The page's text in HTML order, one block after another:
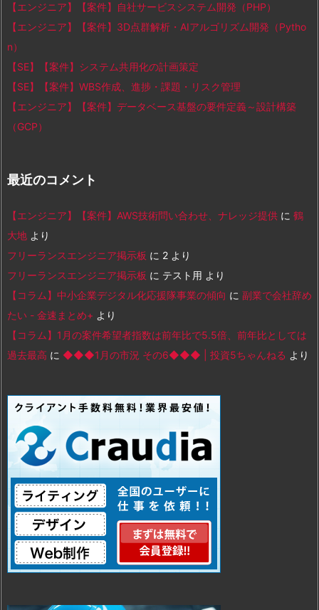
【エンジニア】【案件】自社サービスシステム開発（PHP）
【エンジニア】【案件】3D点群解析・AIアルゴリズム開発（Pytho
n）
【SE】【案件】システム共用化の計画策定
【SE】【案件】WBS作成、進捗・課題・リスク管理
【エンジニア】【案件】データベース基盤の要件定義～設計構築
（GCP）
最近のコメント
【エンジニア】【案件】AWS技術問い合わせ、ナレッジ提供 に 鶴
大地 より
フリーランスエンジニア掲示板 に 2 より
フリーランスエンジニア掲示板 に テスト用 より
【コラム】中小企業デジタル化応援隊事業の傾向 に 副業で会社辞め
たい - 金速まとめ+ より
【コラム】1月の案件希望者指数は前年比で5.5倍、前年比としては
過去最高 に ◆◆◆1月の市況 その6◆◆◆ | 投資5ちゃんねる より